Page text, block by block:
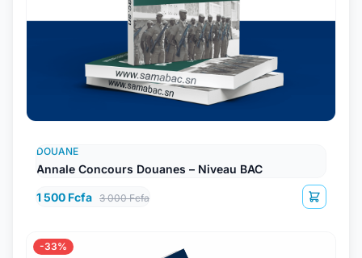
DOUANE
Annale Concours Douanes – Niveau BAC
1 500 Fcfa 3 000 Fcfa
-33%